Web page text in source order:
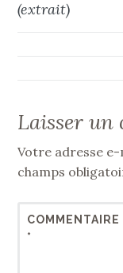
de
(extrait)
Laisser un
Votre adresse e-
champs
COMMENTAIRE
*